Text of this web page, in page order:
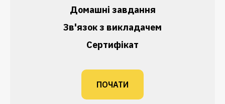
Домашні завдання
Зв'язок з викладачем
Сертифікат
ПОЧАТИ